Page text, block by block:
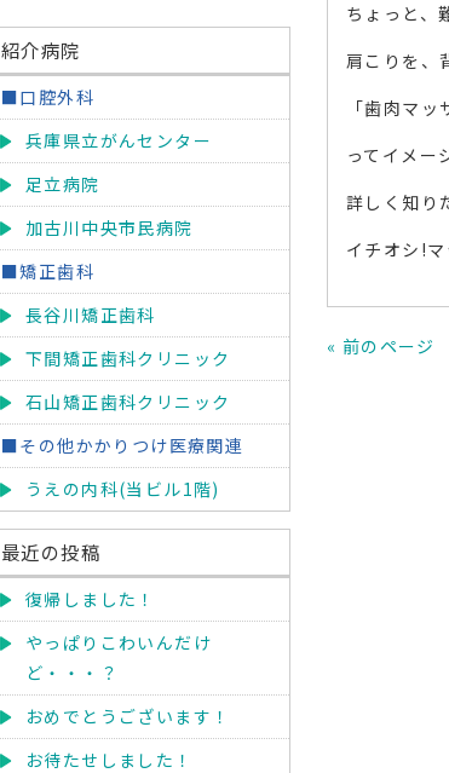
ちょっと、
肩こりを、
「歯肉マ
ってイメー
詳しく知り
イチオシ!
« 前のページ
紹介病院
■口腔外科
兵庫県立がんセンター
足立病院
加古川中央市民病院
■矯正歯科
長谷川矯正歯科
下間矯正歯科クリニック
石山矯正歯科クリニック
■その他かかりつけ医療関連
うえの内科(当ビル1階)
最近の投稿
復帰しました！
やっぱりこわいんだけ
ど・・・？
おめでとうございます！
お待たせしました！